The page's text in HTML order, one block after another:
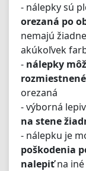
- nálepky sú
orezaná po
nemajú
akúkoľvek
- nálepky
rozmiestnené
orezaná
- výborná
na stene
- nálepku je
poškodenia
nalepiťna